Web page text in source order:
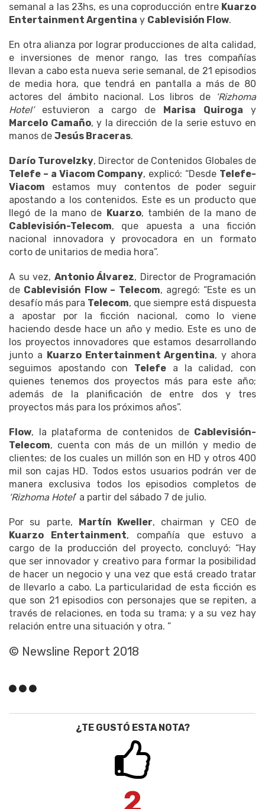
semanal a las 23hs, es una coproducción entre Kuarzo
Entertainment Argentina y Cablevisión Flow.
En otra alianza por lograr producciones de alta calidad,
e inversiones de menor rango, las tres compañías
llevan a cabo esta nueva serie semanal, de 21 episodios
de media hora, que tendrá en pantalla a más de 80
actores del ámbito nacional. Los libros de
‘Rizhoma
Hotel’estuvieron a cargo de Marisa Quiroga y
Marcelo Camaño, y la dirección de la serie estuvo en
manos de Jesús Braceras.
Darío Turovelzky, Director de Contenidos Globales de
Telefe – a Viacom Company, explicó: “Desde Telefe-
Viacom estamos muy contentos de poder seguir
apostando a los contenidos. Este es un producto que
llegó de la mano de Kuarzo, también de la mano de
Cablevisión-Telecom, que apuesta a una ficción
nacional innovadora y provocadora en un formato
corto de unitarios de media hora”.
A su vez, Antonio Álvarez, Director de Programación
de Cablevisión Flow – Telecom, agregó: “Este es un
desafío más para Telecom, que siempre está dispuesta
a apostar por la ficción nacional, como lo viene
haciendo desde hace un año y medio. Este es uno de
los proyectos innovadores que estamos desarrollando
junto a Kuarzo Entertainment Argentina, y ahora
seguimos apostando con Telefe a la calidad, con
quienes tenemos dos proyectos más para este año;
además de la planificación de entre dos y tres
proyectos más para los próximos años”.
Flow, la plataforma de contenidos de Cablevisión-
Telecom, cuenta con más de un millón y medio de
clientes; de los cuales un millón son en HD y otros 400
mil son cajas HD. Todos estos usuarios podrán ver de
manera exclusiva todos los episodios completos de
‘Rizhoma Hotel’ a partir del sábado 7 de julio.
Por su parte, Martín Kweller, chairman y CEO de
Kuarzo Entertainment, compañía que estuvo a
cargo de la producción del proyecto, concluyó: “Hay
que ser innovador y creativo para formar la posibilidad
de hacer un negocio y una vez que está creado tratar
de llevarlo a cabo. La particularidad de esta ficción es
que son 21 episodios con personajes que se repiten, a
través de relaciones, en toda su trama; y a su vez hay
relación entre una situación y otra. ”
© Newsline Report 2018
¿TE GUSTÓ ESTA NOTA?